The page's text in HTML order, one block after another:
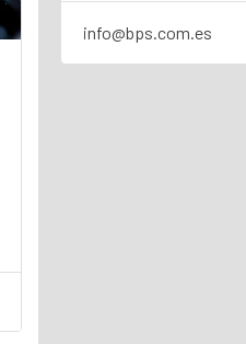
info@bps.com.es